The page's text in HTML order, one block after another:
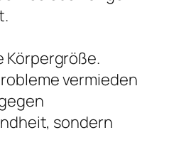
Körpergröße.
vermieden
sondern